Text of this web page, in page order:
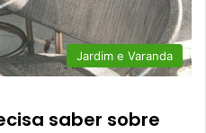
Jardim e Varanda
saber sobre